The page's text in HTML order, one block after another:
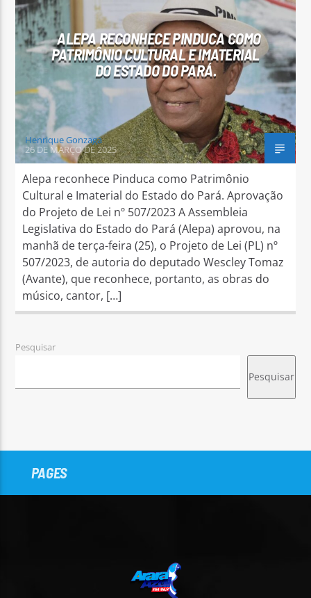
Arara Azul FM
ALEPA RECONHECE PINDUCA COMO
PATRIMÔNIO CULTURAL E IMATERIAL
DO ESTADO DO PARÁ.
Henrique Gonzaga
26 DE MARÇO DE 2025
Alepa reconhece Pinduca como Patrimônio
Cultural e Imaterial do Estado do Pará. Aprovação
do Projeto de Lei nº 507/2023 A Assembleia
Legislativa do Estado do Pará (Alepa) aprovou, na
manhã de terça-feira (25), o Projeto de Lei (PL) nº
507/2023, de autoria do deputado Wescley Tomaz
(Avante), que reconhece, portanto, as obras do
músico, cantor, […]
Pesquisar
Pesquisar
PAGES